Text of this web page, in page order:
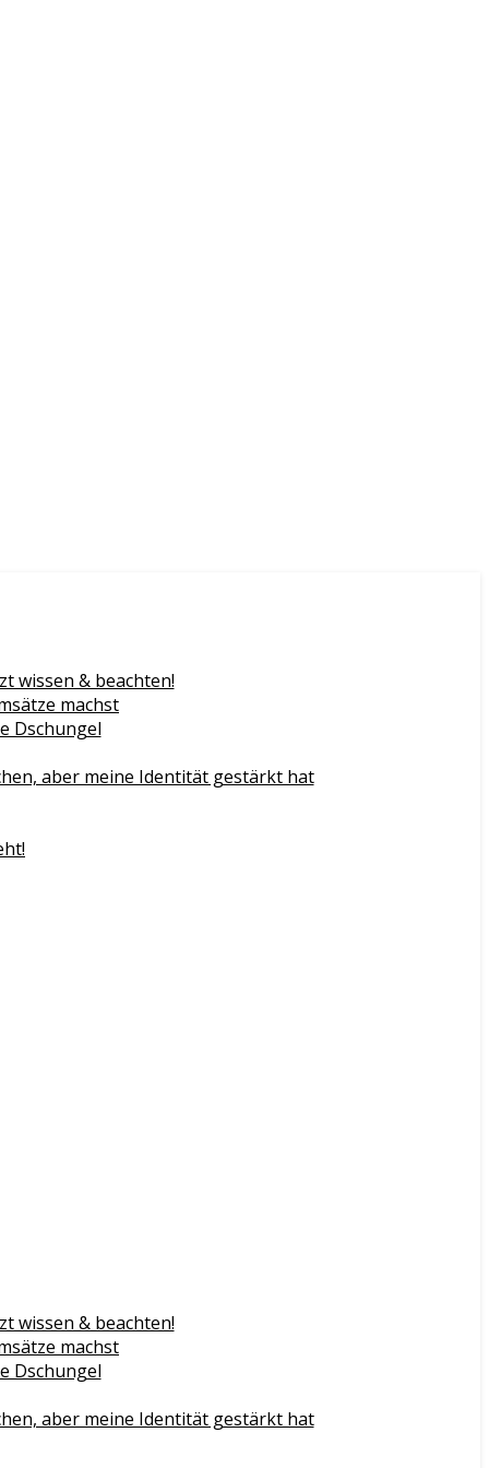
wissen & beachten!
machst
Dschungel
aber meine Identität gestärkt hat
wissen & beachten!
machst
Dschungel
aber meine Identität gestärkt hat